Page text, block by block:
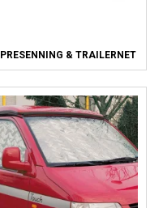
PRESENNING & TRAILERNET